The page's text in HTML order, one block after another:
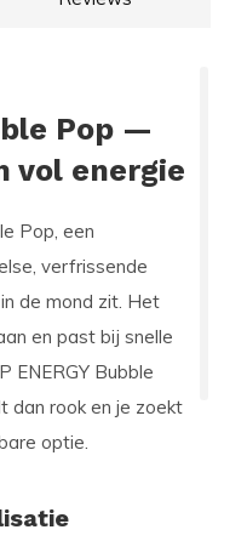
Pop —
vol energie
Pop, een
verfrissende
de mond zit. Het
en past bij snelle
ENERGY Bubble
dan rook en je zoekt
optie.